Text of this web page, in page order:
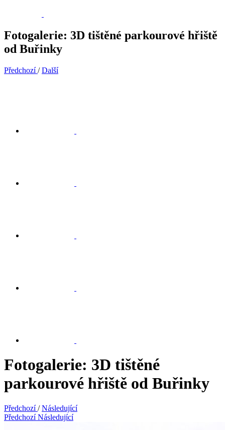
Fotogalerie: 3D tištěné parkourové hřiště
od Buřinky
Předchozí / Další
Fotogalerie: 3D tištěné
parkourové hřiště od Buřinky
Předchozí / Následující
Předchozí Následující